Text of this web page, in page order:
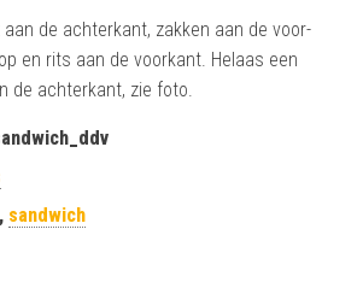
de achterkant, zakken aan de voor-
en rits aan de voorkant. Helaas een
de achterkant, zie foto.
, sandwich